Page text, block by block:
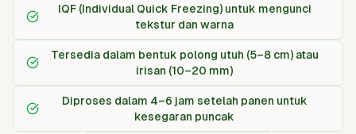
IQF (Individual Quick Freezing) untuk mengunci
tekstur dan warna
Tersedia dalam bentuk polong utuh (5–8 cm) atau
irisan (10–20 mm)
Diproses dalam 4–6 jam setelah panen untuk
kesegaran puncak